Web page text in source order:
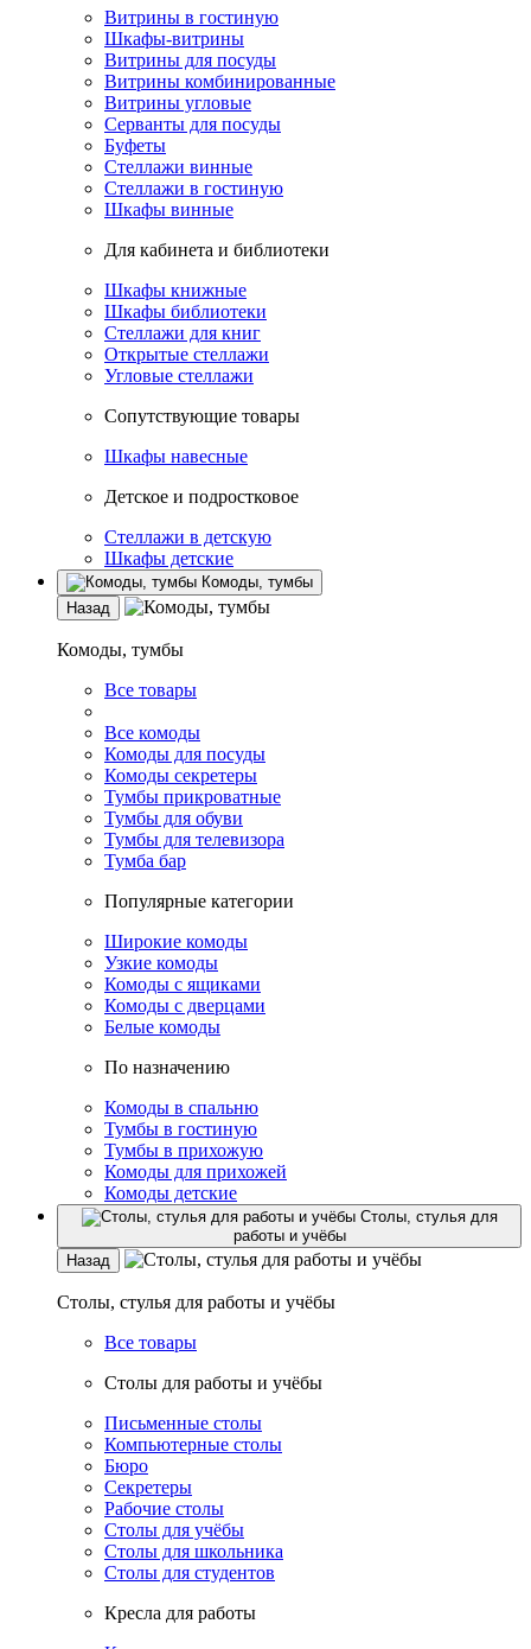
Витрины в гостиную
Шкафы-витрины
Витрины для посуды
Витрины комбинированные
Витрины угловые
Серванты для посуды
Буфеты
Стеллажи винные
Стеллажи в гостиную
Шкафы винные
Для кабинета и библиотеки
Шкафы книжные
Шкафы библиотеки
Стеллажи для книг
Открытые стеллажи
Угловые стеллажи
Сопутствующие товары
Шкафы навесные
Детское и подростковое
Стеллажи в детскую
Шкафы детские
Комоды, тумбы
Назад
Комоды, тумбы
Все товары
Все комоды
Комоды для посуды
Комоды секретеры
Тумбы прикроватные
Тумбы для обуви
Тумбы для телевизора
Тумба бар
Популярные категории
Широкие комоды
Узкие комоды
Комоды с ящиками
Комоды с дверцами
Белые комоды
По назначению
Комоды в спальню
Тумбы в гостиную
Тумбы в прихожую
Комоды для прихожей
Комоды детские
Столы, стулья для
работы и учёбы
Назад
Столы, стулья для работы и учёбы
Все товары
Столы для работы и учёбы
Письменные столы
Компьютерные столы
Бюро
Секретеры
Рабочие столы
Столы для учёбы
Столы для школьника
Столы для студентов
Кресла для работы